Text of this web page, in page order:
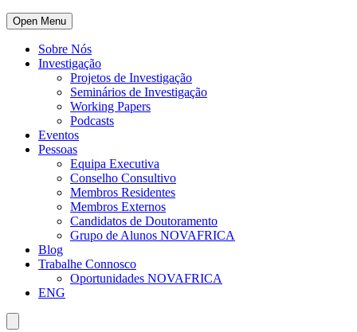
Open Menu
Sobre Nós
Investigação
Projetos de Investigação
Seminários de Investigação
Working Papers
Podcasts
Eventos
Pessoas
Equipa Executiva
Conselho Consultivo
Membros Residentes
Membros Externos
Candidatos de Doutoramento
Grupo de Alunos NOVAFRICA
Blog
Trabalhe Connosco
Oportunidades NOVAFRICA
ENG